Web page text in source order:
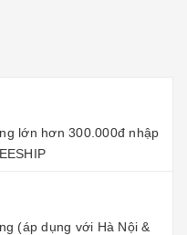
lớn hơn 300.000đ nhập
(áp dụng với Hà Nội &